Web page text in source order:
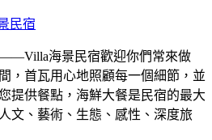
民宿
海景民宿歡迎你們常來做
，首瓦用心地照顧每一個細節，並
提供餐點，海鮮大餐是民宿的最大
文、藝術、生態、感性、深度旅